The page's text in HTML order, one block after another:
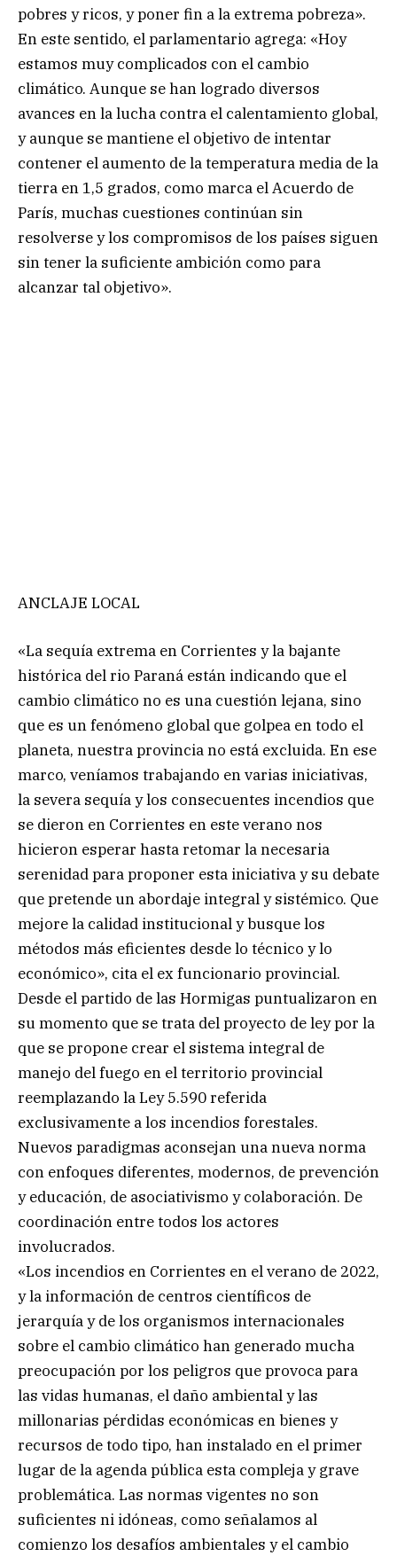
pobres y ricos, y poner fin a la extrema pobreza».
En este sentido, el parlamentario agrega: «Hoy
estamos muy complicados con el cambio
climático. Aunque se han logrado diversos
avances en la lucha contra el calentamiento global,
y aunque se mantiene el objetivo de intentar
contener el aumento de la temperatura media de la
tierra en 1,5 grados, como marca el Acuerdo de
París, muchas cuestiones continúan sin
resolverse y los compromisos de los países siguen
sin tener la suficiente ambición como para
alcanzar tal objetivo».
ANCLAJE LOCAL
«La sequía extrema en Corrientes y la bajante
histórica del rio Paraná están indicando que el
cambio climático no es una cuestión lejana, sino
que es un fenómeno global que golpea en todo el
planeta, nuestra provincia no está excluida. En ese
marco, veníamos trabajando en varias iniciativas,
la severa sequía y los consecuentes incendios que
se dieron en Corrientes en este verano nos
hicieron esperar hasta retomar la necesaria
serenidad para proponer esta iniciativa y su debate
que pretende un abordaje integral y sistémico. Que
mejore la calidad institucional y busque los
métodos más eficientes desde lo técnico y lo
económico», cita el ex funcionario provincial.
Desde el partido de las Hormigas puntualizaron en
su momento que se trata del proyecto de ley por la
que se propone crear el sistema integral de
manejo del fuego en el territorio provincial
reemplazando la Ley 5.590 referida
exclusivamente a los incendios forestales.
Nuevos paradigmas aconsejan una nueva norma
con enfoques diferentes, modernos, de prevención
y educación, de asociativismo y colaboración. De
coordinación entre todos los actores
involucrados.
«Los incendios en Corrientes en el verano de 2022,
y la información de centros científicos de
jerarquía y de los organismos internacionales
sobre el cambio climático han generado mucha
preocupación por los peligros que provoca para
las vidas humanas, el daño ambiental y las
millonarias pérdidas económicas en bienes y
recursos de todo tipo, han instalado en el primer
lugar de la agenda pública esta compleja y grave
problemática. Las normas vigentes no son
suficientes ni idóneas, como señalamos al
comienzo los desafíos ambientales y el cambio